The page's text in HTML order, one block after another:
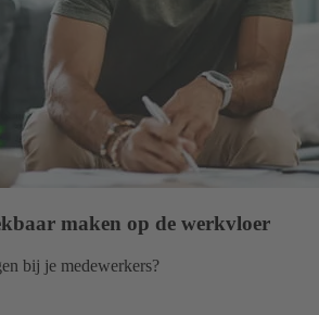
maken op de werkvloer
bij je medewerkers?